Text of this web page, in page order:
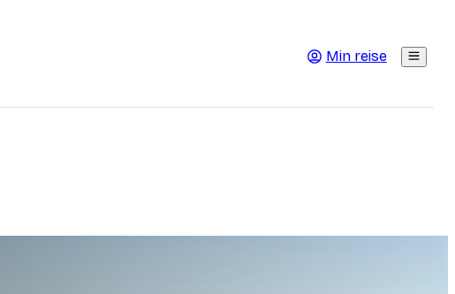
Min reise